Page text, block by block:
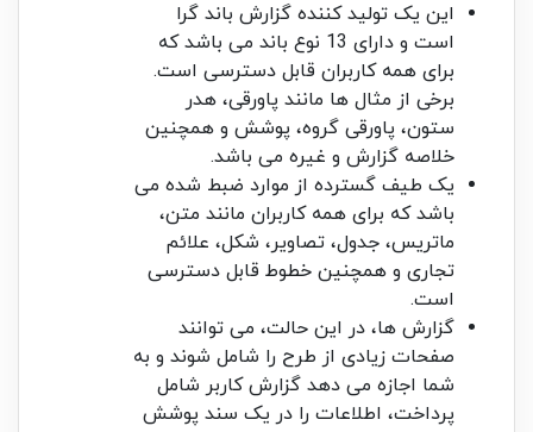
این یک تولید کننده گزارش باند گرا
است و دارای 13 نوع باند می باشد که
برای همه کاربران قابل دسترسی است.
برخی از مثال ها مانند پاورقی، هدر
ستون، پاورقی گروه، پوشش و همچنین
خلاصه گزارش و غیره می باشد.
یک طیف گسترده از موارد ضبط شده می
باشد که برای همه کاربران مانند متن،
ماتریس، جدول، تصاویر، شکل، علائم
تجاری و همچنین خطوط قابل دسترسی
است.
گزارش ها، در این حالت، می توانند
صفحات زیادی از طرح را شامل شوند و به
شما اجازه می دهد گزارش کاربر شامل
پرداخت، اطلاعات را در یک سند پوشش